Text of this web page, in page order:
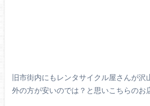
旧市街内にもレンタサイクル屋さんが沢
外の方が安いのでは？と思いこちらのお